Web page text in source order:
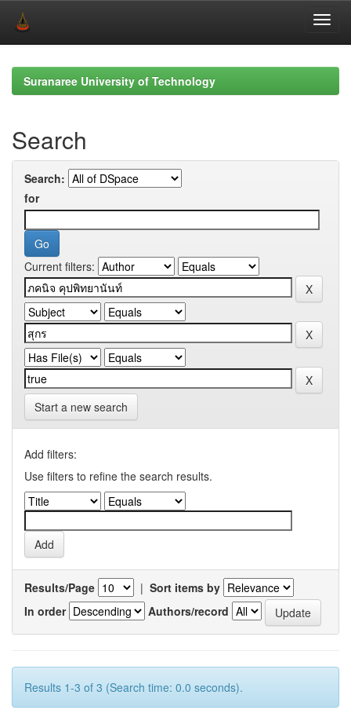
navigationSuranaree University of Technology
Search
Search:
for
Current filters:
Start a new search
Add filters:
Use filters to refine the search results.
Results/Page | Sort items by
In order
Authors/record
Results 1-3 of 3 (Search time: 0.0 seconds).